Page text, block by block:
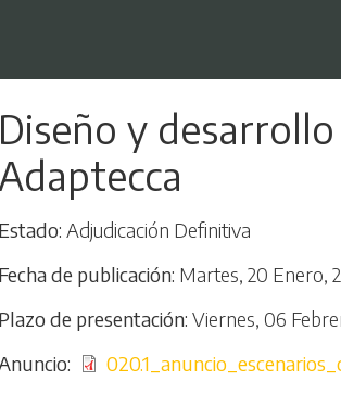
Diseño y
Adaptecca
Estado Adjudicación Definitiva
Fecha de publicación Martes, 20 Enero,
Plazo de presentación Viernes, 06
Archivo